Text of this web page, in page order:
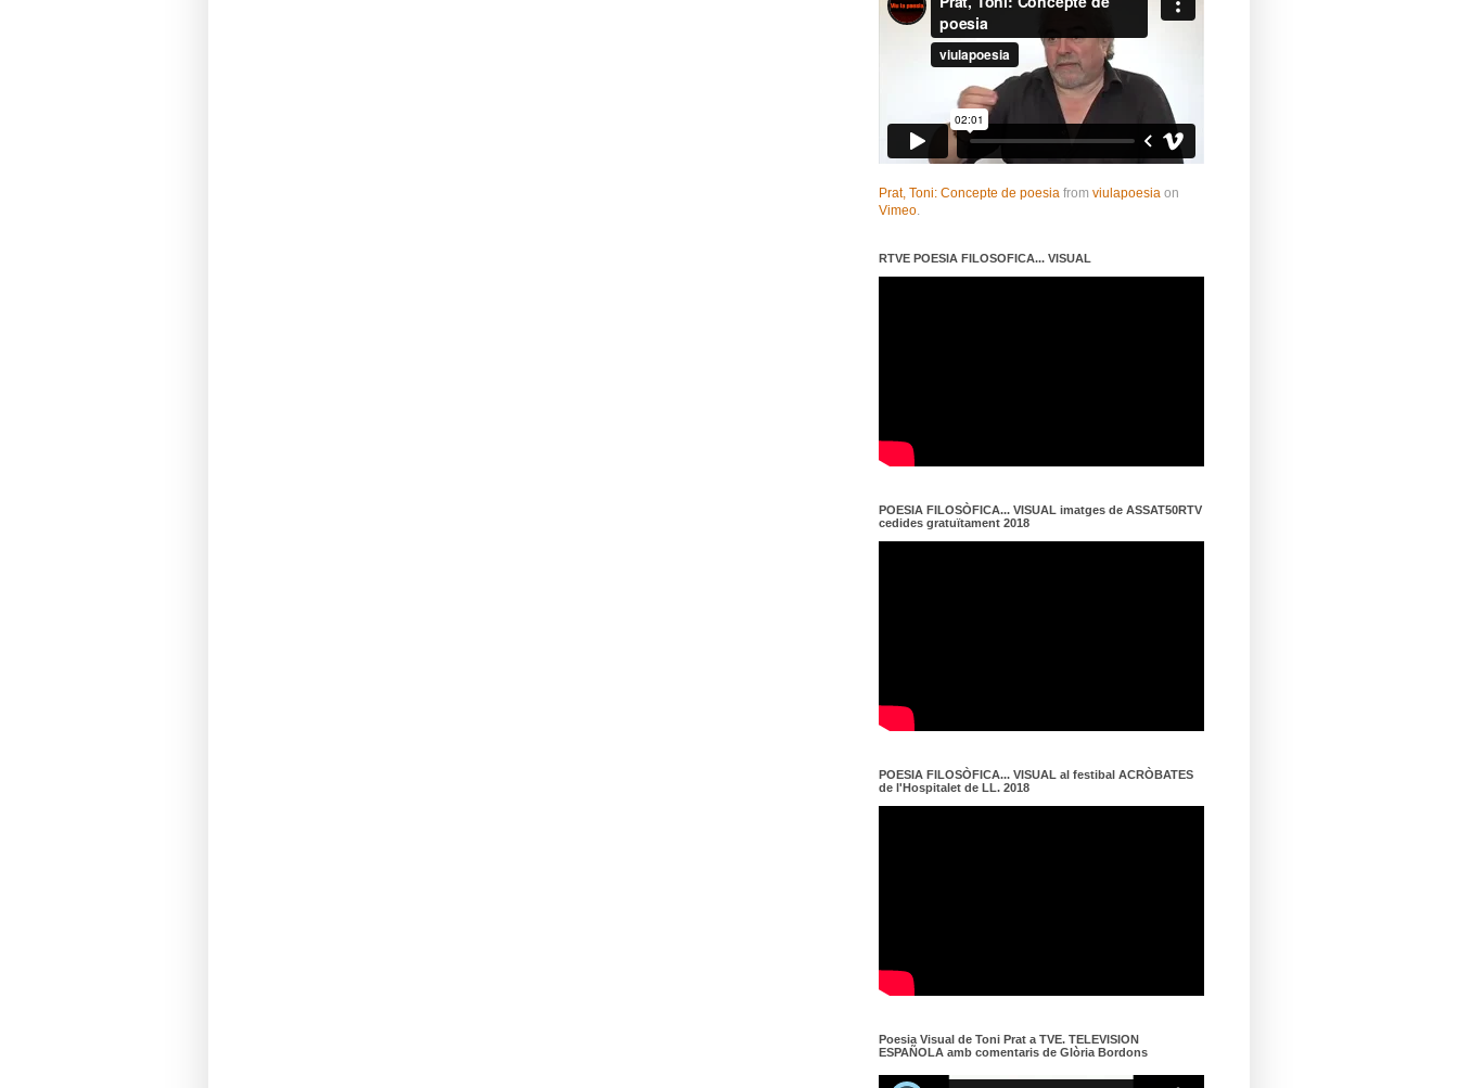
Prat, Toni: Concepte de poesia from viulapoesia on
Vimeo.
RTVE POESIA FILOSOFICA... VISUAL
POESIA FILOSÒFICA... VISUAL imatges de ASSAT50RTV
cedides gratuïtament 2018
POESIA FILOSÒFICA... VISUAL al festibal ACRÒBATES
de l'Hospitalet de LL. 2018
Poesia Visual de Toni Prat a TVE. TELEVISION
ESPAÑOLA amb comentaris de Glòria Bordons